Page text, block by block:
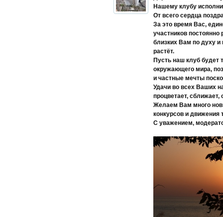
Нашему клубу
От всего сердца
За это время Вас,
участников
близких Вам по духу
растёт.
Пусть наш клуб будет
окружающего мира,
и частные мечты
Удачи во всех Ваших
процветает,
Желаем Вам много
конкурсов и движения
С уважением,